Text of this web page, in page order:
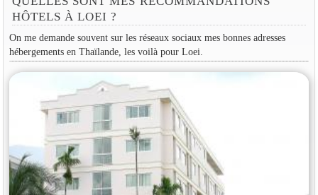
HÔTELS À LOEI ?
On me demande souvent sur les réseaux sociaux mes bonnes adresses
hébergements en Thaïlande, les voilà pour Loei.